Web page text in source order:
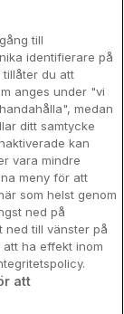
till
identifierare på
tillåter du att
anges under "vi
medan
ditt samtycke
kan
vara mindre
meny för att
som helst genom
ned på
ned till vänster på
att ha effekt inom
att